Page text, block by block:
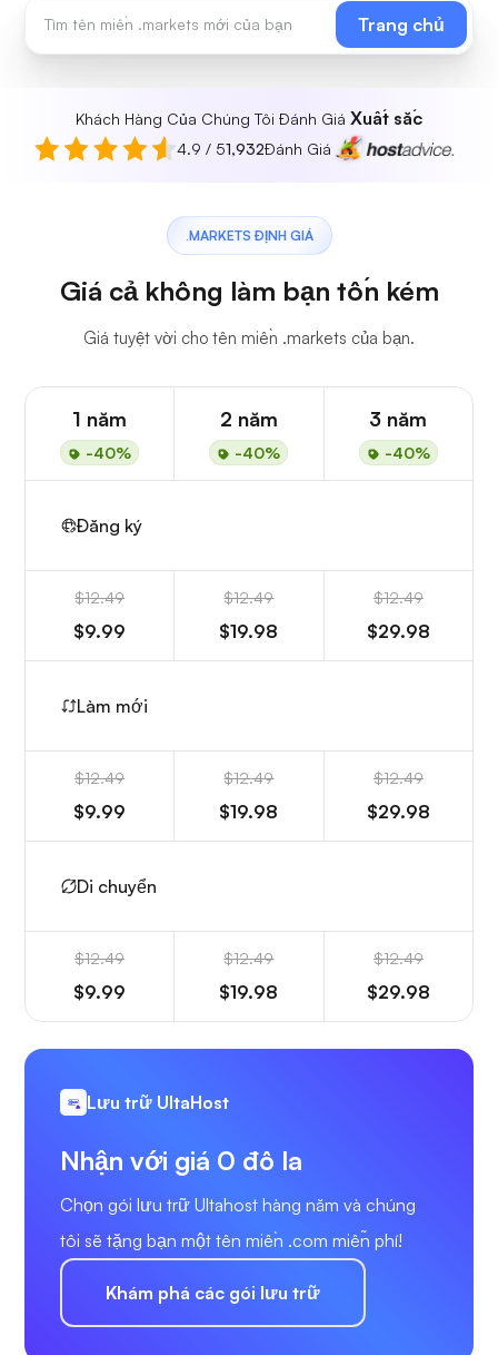
Trang chủ
Khách Hàng Của Chúng Tôi Đánh Giá Xuất sắc
4.9 / 51,932Đánh Giá
.MARKETS ĐỊNH GIÁ
Giá cả không làm bạn tốn kém
Giá tuyệt vời cho tên miền .markets của bạn.
1 năm
-40%
2 năm
-40%
3 năm
-40%
Đăng ký
$12.49
$9.99
$12.49
$19.98
$12.49
$29.98
Làm mới
$12.49
$9.99
$12.49
$19.98
$12.49
$29.98
Di chuyển
$12.49
$9.99
$12.49
$19.98
$12.49
$29.98
Lưu trữ UltaHost
Nhận với giá 0 đô la
Chọn gói lưu trữ Ultahost hàng năm và chúng
tôi sẽ tặng bạn một tên miền .com miễn phí!
Khám phá các gói lưu trữ